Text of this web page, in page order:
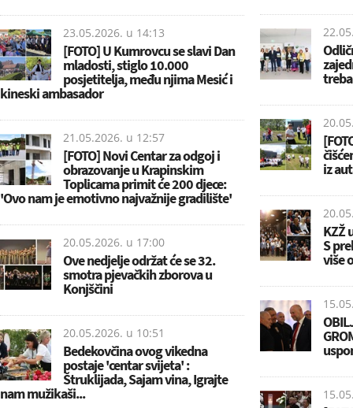
23.05.2026. u 14:13
[FOTO] U Kumrovcu se slavi Dan
mladosti, stiglo 10.000
posjetitelja, među njima Mesić i
kineski ambasador
21.05.2026. u 12:57
[FOTO] Novi Centar za odgoj i
obrazovanje u Krapinskim
Toplicama primit će 200 djece:
'Ovo nam je emotivno najvažnije gradilište'
20.05.2026. u 17:00
Ove nedjelje održat će se 32.
smotra pjevačkih zborova u
Konjščini
20.05.2026. u 10:51
Bedekovčina ovog vikedna
postaje 'centar svijeta' :
Štruklijada, Sajam vina, Igrajte
nam mužikaši...
iz
KZŽ
S
više